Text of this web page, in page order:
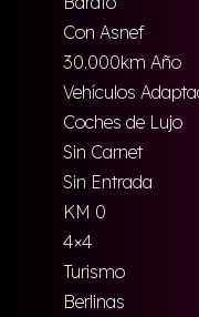
Con Asnef
30.000km Año
Vehículos
Coches de Lujo
Sin Carnet
Sin Entrada
KM 0
4×4
Turismo
Berlinas